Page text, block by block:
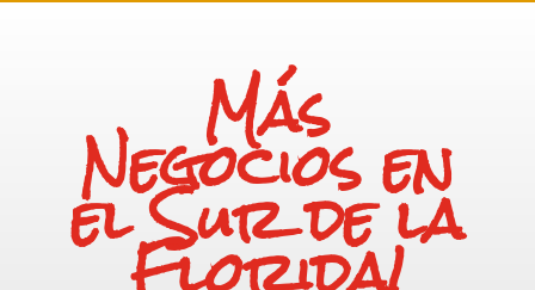
Más
Negocios en
el Sur de la